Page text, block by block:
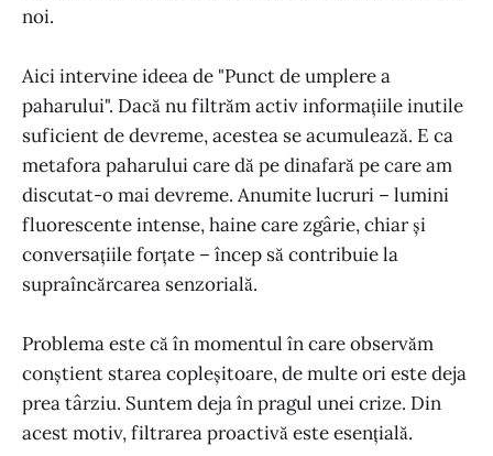
noi.
Aici intervine ideea de "Punct de umplere a
paharului". Dacă nu filtrăm activ informațiile inutile
suficient de devreme, acestea se acumulează. E ca
metafora paharului care dă pe dinafară pe care am
discutat-o mai devreme. Anumite lucruri – lumini
fluorescente intense, haine care zgârie, chiar și
conversațiile forțate – încep să contribuie la
supraîncărcarea senzorială.
Problema este că în momentul în care observăm
conștient starea copleșitoare, de multe ori este deja
prea târziu. Suntem deja în pragul unei crize. Din
acest motiv, filtrarea proactivă este esențială.